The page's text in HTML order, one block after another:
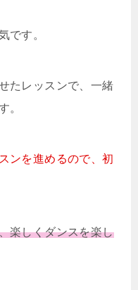
です。
たレッスンで、一緒
。
ンを進めるので、初
楽しくダンスを楽し